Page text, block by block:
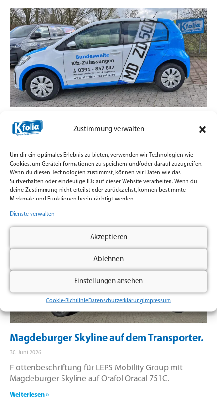
Zustimmung verwalten
Um dir ein optimales Erlebnis zu bieten, verwenden wir Technologien wie
Cookies, um Geräteinformationen zu speichern und/oder darauf zuzugreifen.
Wenn du diesen Technologien zustimmst, können wir Daten wie das
Surfverhalten oder eindeutige IDs auf dieser Website verarbeiten. Wenn du
deine Zustimmung nicht erteilst oder zurückziehst, können bestimmte
Merkmale und Funktionen beeinträchtigt werden.
Dienste verwalten
Akzeptieren
Ablehnen
Einstellungen ansehen
Cookie-RichtlinieDatenschutzerklärung Impressum
Zulassungsdienst mit Straßenpräsenz statt
Standard-Aufkleber
Teilfolierung und Firmenbeschriftung für
Zulassungsfahrzeuge mit Orajet Rapid Air Digitaldruck
umgesetzt.
Weiterlesen »
Magdeburger Skyline auf dem Transporter.
30. Juni 2026
Flottenbeschriftung für LEPS Mobility Group mit
Magdeburger Skyline auf Orafol Oracal 751C.
Weiterlesen »